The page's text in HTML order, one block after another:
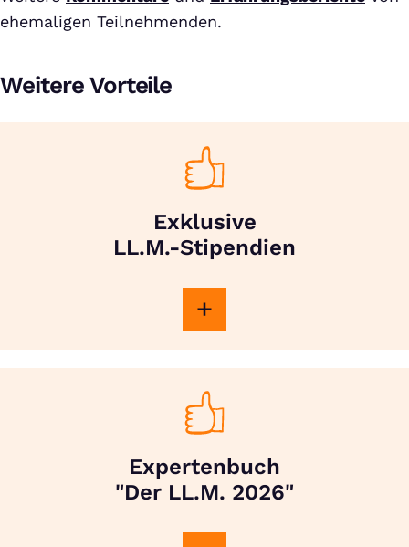
ehemaligen Teilnehmenden.
Weitere Vorteile
Exklusive
LL.M.-Stipendien
Expertenbuch
"Der LL.M. 2026"